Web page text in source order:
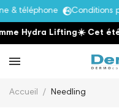
téléphone Conditions
Lifting☀️ Cet été,
Accueil Needling